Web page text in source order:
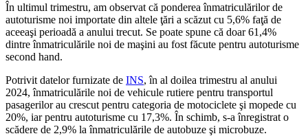
În ultimul trimestru, am observat că ponderea înmatriculărilor de
autoturisme noi importate din altele ţări a scăzut cu 5,6% faţă de
aceeaşi perioadă a anului trecut. Se poate spune că doar 61,4%
dintre înmatriculările noi de maşini au fost făcute pentru autoturisme
second hand.
Potrivit datelor furnizate de INS, în al doilea trimestru al anului
2024, înmatriculările noi de vehicule rutiere pentru transportul
pasagerilor au crescut pentru categoria de motociclete şi mopede cu
20%, iar pentru autoturisme cu 17,3%. În schimb, s-a înregistrat o
scădere de 2,9% la înmatriculările de autobuze şi microbuze.